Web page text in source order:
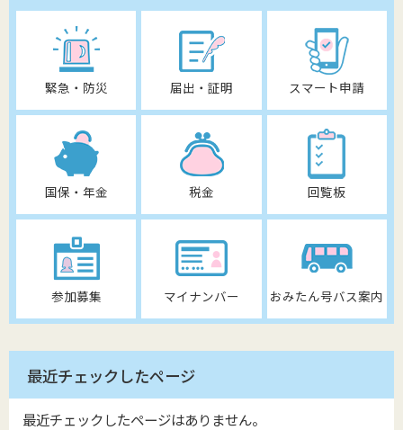
緊急・防災 届出・証明 スマート申請
国保・年金 税金 回覧板
参加募集 マイナンバー おみたん号バス案内
最近チェックしたページ
最近チェックしたページはありません。